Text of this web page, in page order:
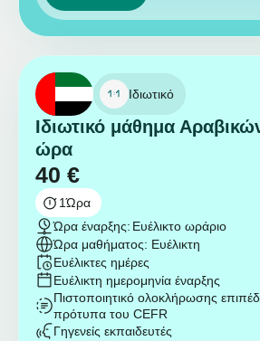
Ιδιωτικό
Ιδιωτικό μάθημα
ώρα
40 €
1Ώρα
Ώρα έναρξης: Ευέλικτο ωράριο
Ώρα μαθήματος: Ευέλικτη
Ευέλικτες ημέρες
Ευέλικτη ημερομηνία έναρξης
Πιστοποιητικό ολοκλήρωσης
πρότυπα του CEFR
Γηγενείς εκπαιδευτές